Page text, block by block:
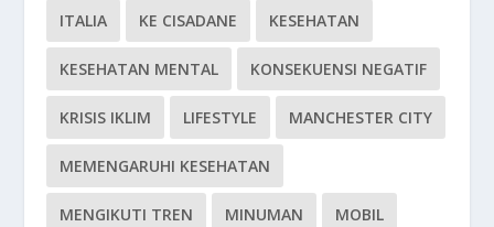
ITALIA KE CISADANE KESEHATAN
KESEHATAN MENTAL KONSEKUENSI NEGATIF
KRISIS IKLIM LIFESTYLE MANCHESTER CITY
MEMENGARUHI KESEHATAN
MENGIKUTI TREN MINUMAN MOBIL